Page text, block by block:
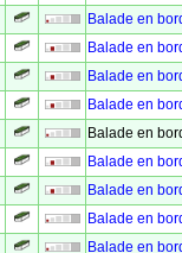
Balade en
Balade en
Balade en
Balade en
Balade en
Balade en
Balade en
Balade en
Balade en